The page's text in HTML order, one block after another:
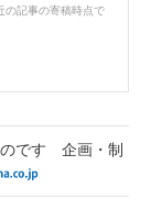
の記事の寄稿時点で
のです 企画・制